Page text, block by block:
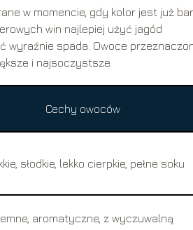
w momencie, gdy kolor jest już
win najlepiej użyć jagód
wyraźnie spada. Owoce
i najsoczystsze.
Cechy owoców
słodkie, lekko cierpkie, pełne soku
aromatyczne, z wyczuwalną